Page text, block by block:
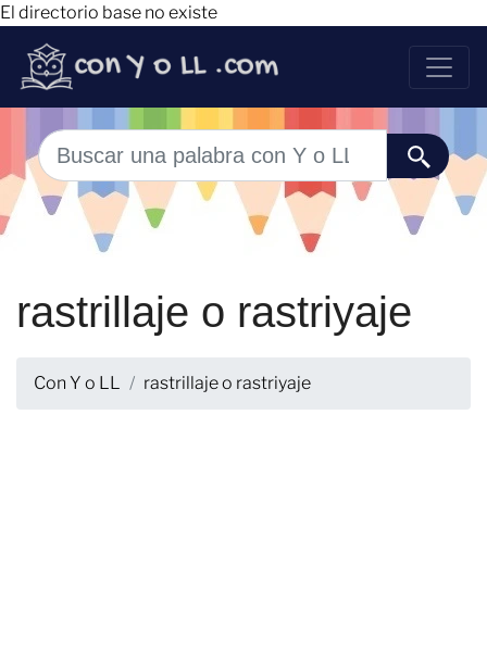
El directorio base no existe
rastrillaje o rastriyaje
Con Y o LL rastrillaje o rastriyaje